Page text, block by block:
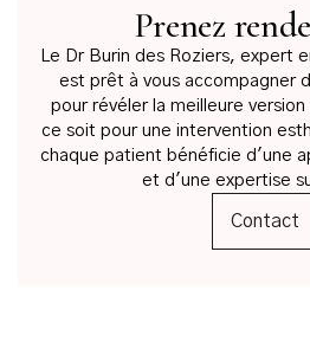
Prenez
Le Dr Burin des Roziers, expert
est prêt à vous accompagner
pour révéler la meilleure
ce soit pour une intervention
chaque patient bénéficie d'une
et d'une expertise
Contact